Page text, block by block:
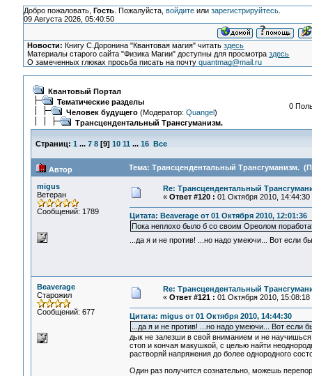
Добро пожаловать, Гость. Пожалуйста, войдитеили зарегистрируйтесь.
09 Августа 2026, 05:40:50
Новости: Книгу С.Доронина "Квантовая магия" читатьздесь
Материалы старого сайта "Физика Магии" доступны для просмотраздесь
О замеченных глюках просьба писать на почтуquantmag@mail.ru
Квантовый Портал
Тематические разделы
Человек будущего(Модератор: Quangel)
Трансцендентальный Трансгуманизм.
0
Страниц: 1 ... 7 8[9] 10 11 ... 16 Все
Автор Тема: Трансцендентальный Трансгуманизм.
migus
Ветеран
Сообщений: 1789
Re: Трансцендентальный
« Ответ #120 : 01 Октября 2010, 14:44:30
Цитата: Beaverage от 01 Октября 2010, 12:01:36
Пока неплохо было б со своим Ореолом
...да я и не против! ...но надо умеючи... Вот если
Beaverage
Старожил
Сообщений: 677
Re: Трансцендентальный
« Ответ #121 : 01 Октября 2010, 15:08:18
Цитата: migus от 01 Октября 2010, 14:44:30
...да я и не против! ...но надо умеючи... Вот если
дык не залезши в свой вниманием и не
стоп и кончая макушкой, с целью найти
растворяй напряжения до более однородного
Один раз получится сознательно, можешь